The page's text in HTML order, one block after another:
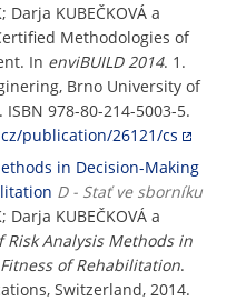
Darja KUBEČKOVÁ a
Methodologies of
In enviBUILD 2014. 1.
Brno University of
978-80-214-5003-5.
publication/26121/cs
in Decision-Making
D - Stať ve sborníku
Darja KUBEČKOVÁ a
Risk Analysis Methods in
of Rehabilitation.
Switzerland, 2014.